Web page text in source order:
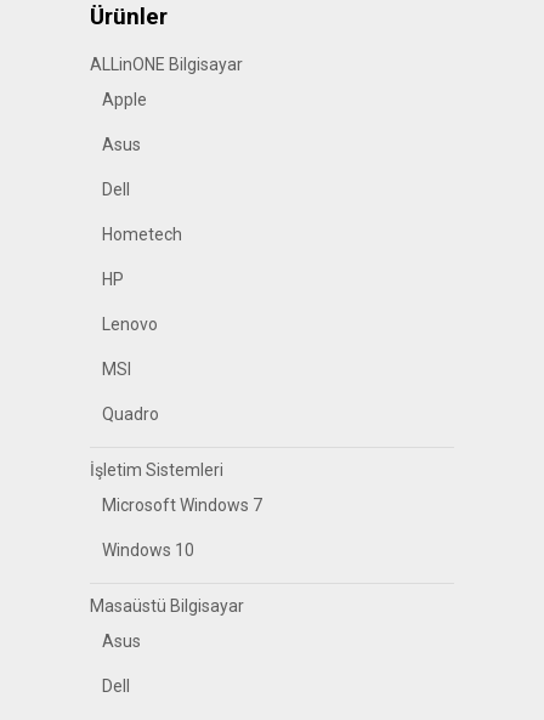
Ürünler
ALLinONE Bilgisayar
Apple
Asus
Dell
Hometech
HP
Lenovo
MSI
Quadro
İşletim Sistemleri
Microsoft Windows 7
Windows 10
Masaüstü Bilgisayar
Asus
Dell